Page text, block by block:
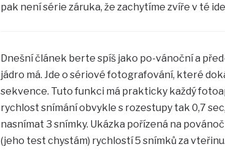
pak není série záruka, že zachytíme zvíře v té
Dnešní článek berte spíš jako po-vánoční a
jádro má. Jde o sériové fotografování, které
sekvence. Tuto funkci má prakticky každý
rychlost snímání obvykle s rozestupy tak 0,7
nasnímat 3 snímky. Ukázka pořízená na
(jeho test chystám) rychlostí 5 snímků za vteřinu.